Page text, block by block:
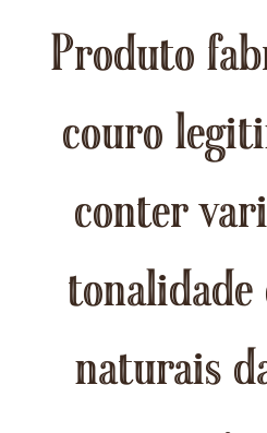
Produto
couro
conter
tonalidade
naturais